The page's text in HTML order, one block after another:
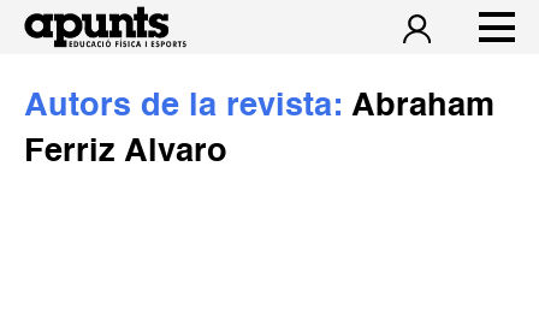
Autors de la revista: Abraham
Ferriz Alvaro